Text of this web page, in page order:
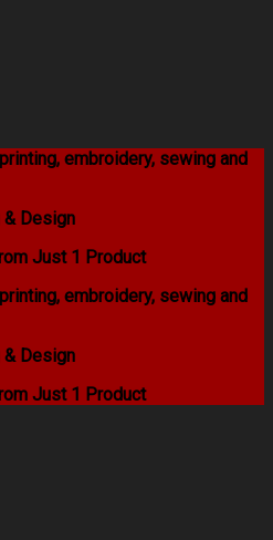
embroidery, sewing and
& Design
Just 1 Product
embroidery, sewing and
& Design
Just 1 Product